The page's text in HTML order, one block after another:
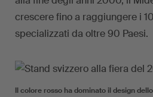
crescere fino a raggiungere i
specializzati da oltre 90 Paesi.
Il colore rosso ha dominato il design